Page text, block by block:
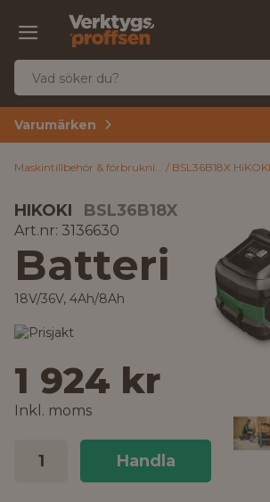
Varumärken
Maskintillbehör & förbrukning BSL36B18X HiKOKI
HIKOKI BSL36B18X
Art.nr: 3136630
Batteri
18V/36V, 4Ah/8Ah
1 924 kr
Inkl. moms
Handla